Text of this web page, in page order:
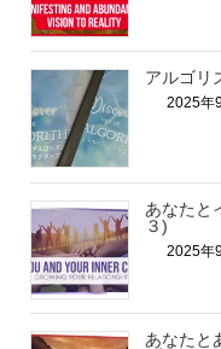
アルゴリ
2025年
あなたと
３)
2025年
あなたと